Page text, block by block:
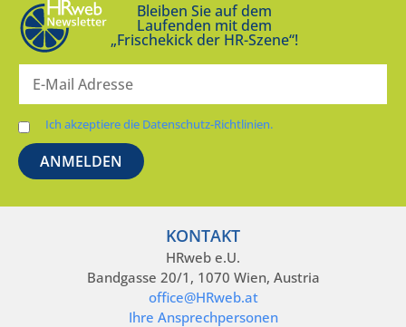
Bleiben Sie auf dem
Laufenden mit dem
„Frischekick der HR-Szene“!
Ich akzeptiere die Datenschutz-Richtlinien.
KONTAKT
HRweb e.U.
Bandgasse 20/1, 1070 Wien, Austria
office@HRweb.at
Ihre Ansprechpersonen